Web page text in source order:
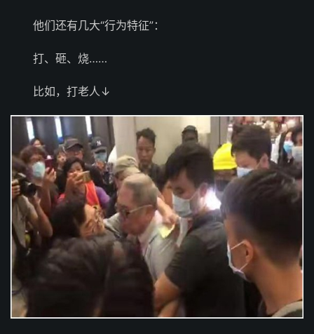
他们还有几大“行为特征”：
打、砸、烧……
比如，打老人↓